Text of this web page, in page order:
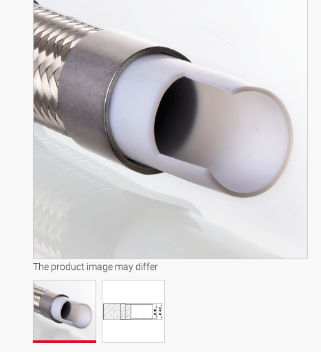
The product image may differ